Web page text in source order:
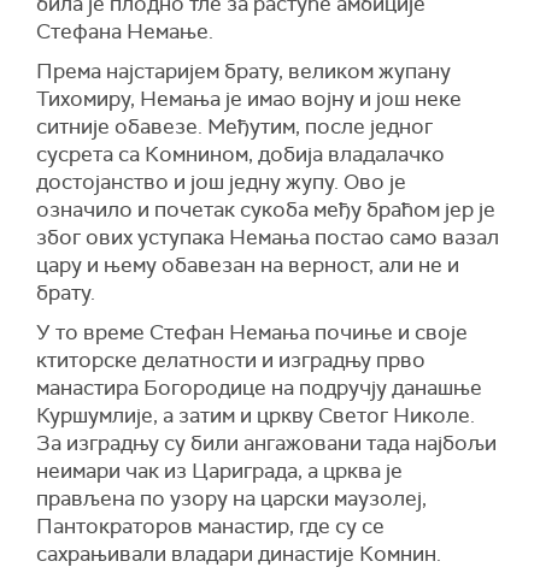
Стефана Немање.
Према најстаријем брату, великом жупану
Тихомиру, Немања је имао војну и још неке
ситније обавезе. Међутим, после једног
сусрета са Комнином, добија владалачко
достојанство и још једну жупу. Ово је
означило и почетак сукоба међу браћом јер је
због ових уступака Немања постао само вазал
цару и њему обавезан на верност, али не и
брату.
У то време Стефан Немања почиње и своје
ктиторске делатности и изградњу прво
манастира Богородице на подручју данашње
Куршумлије, а затим и цркву Светог Николе.
За изградњу су били ангажовани тада најбољи
неимари чак из Цариграда, а црква је
прављена по узору на царски маузолеј,
Пантократоров манастир, где су се
сахрањивали владари династије Комнин.